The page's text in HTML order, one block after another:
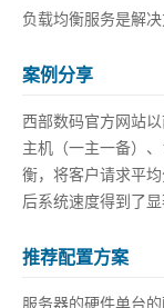
负载均衡服务是解
案例分享
西部数码官方网站
主机（一主一备）
衡，将客户请求平
后系统速度得到了
推荐配置方案
服务器的硬件单台